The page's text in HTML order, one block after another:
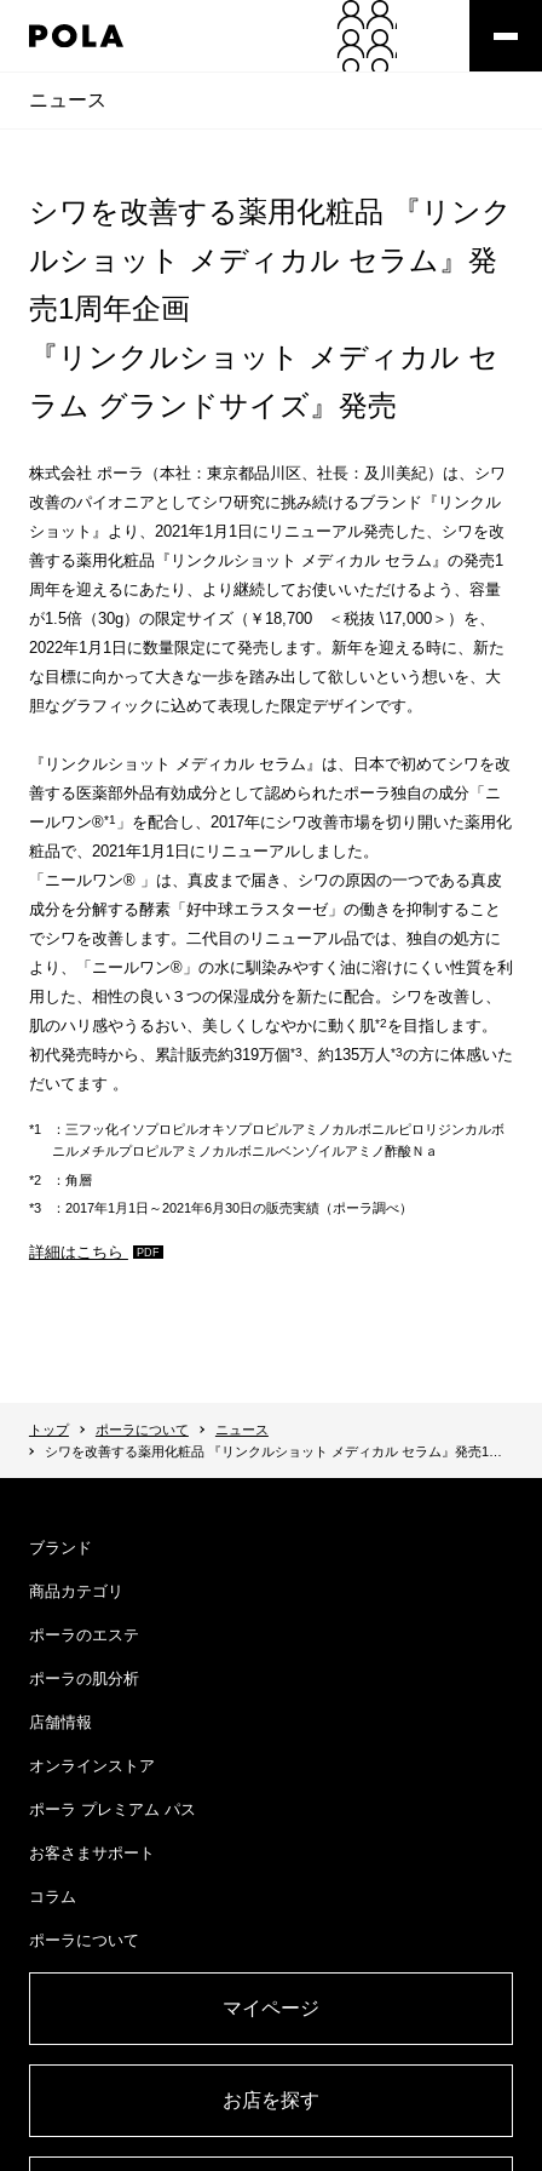
ニュース
シワを改善する薬用化粧品 『リンク
ルショット メディカル セラム』発
売1周年企画
『リンクルショット メディカル セ
ラム グランドサイズ』発売
株式会社 ポーラ（本社：東京都品川区、社長：及川美紀）は、シワ
改善のパイオニアとしてシワ研究に挑み続けるブランド『リンクル
ショット』より、2021年1月1日にリニューアル発売した、シワを改
善する薬用化粧品『リンクルショット メディカル セラム』の発売1
周年を迎えるにあたり、より継続してお使いいただけるよう、容量
が1.5倍（30g）の限定サイズ（￥18,700 ＜税抜 \17,000＞）を、
2022年1月1日に数量限定にて発売します。新年を迎える時に、新た
な目標に向かって大きな一歩を踏み出して欲しいという想いを、大
胆なグラフィックに込めて表現した限定デザインです。
『リンクルショット メディカル セラム』は、日本で初めてシワを改
善する医薬部外品有効成分として認められたポーラ独自の成分「ニ
ールワン®*1 」を配合し、2017年にシワ改善市場を切り開いた薬用化
粧品で、2021年1月1日にリニューアルしました。
「ニールワン® 」は、真皮まで届き、シワの原因の一つである真皮
成分を分解する酵素「好中球エラスターゼ」の働きを抑制すること
でシワを改善します。二代目のリニューアル品では、独自の処方に
より、「ニールワン®」の水に馴染みやすく油に溶けにくい性質を利
用した、相性の良い３つの保湿成分を新たに配合。シワを改善し、
肌のハリ感やうるおい、美しくしなやかに動く肌*2を目指します。
初代発売時から、累計販売約319万個*3、約135万人*3の方に体感いた
だいてます 。
：三フッ化イソプロピルオキソプロピルアミノカルボニルピロリジンカルボ
ニルメチルプロピルアミノカルボニルベンゾイルアミノ酢酸Ｎａ
：角層
：2017年1月1日～2021年6月30日の販売実績（ポーラ調べ）
詳細はこちら
トップ ポーラについて
ニュース
シワを改善する薬用化粧品 『リンクルショット メディカル セラム』発売1周年企画 『リンクルショット メディカル セラム グランドサイズ』発売
ブランド
商品カテゴリ
ポーラのエステ
ポーラの肌分析
店舗情報
オンラインストア
ポーラ プレミアム パス
お客さまサポート
コラム
ポーラについて
マイページ​
お店を探す​